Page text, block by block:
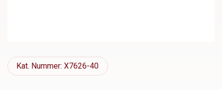
Kat. Nummer: X7626-40